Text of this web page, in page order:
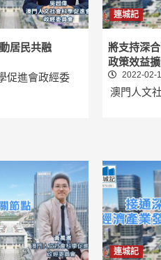
居民共融
促進會政經委
連城記
將支持深
政策效益
2022-02-
澳門人文
連城記